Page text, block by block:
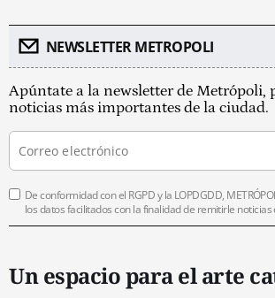
NEWSLETTER METROPOLI
Apúntate a la newsletter de Metrópoli,
noticias más importantes de la ciudad.
De conformidad con el RGPD y la LOPDGDD,
los datos facilitados con la finalidad de remitirle noticias
Un espacio para el arte